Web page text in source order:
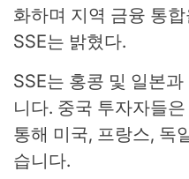
화하며 지역 금융 통
SSE는 밝혔다.
SSE는 홍콩 및 일본
니다. 중국 투자자들
통해 미국, 프랑스, ​​독
습니다.